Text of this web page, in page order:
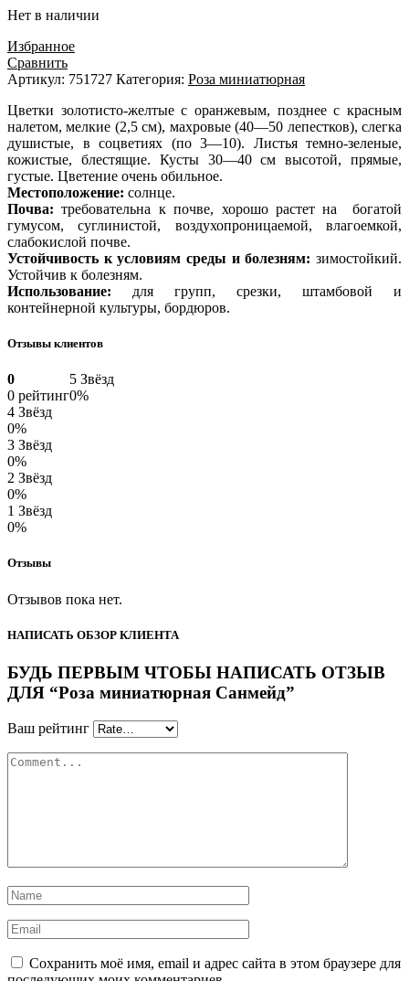
Нет в наличии
Избранное
Сравнить
Артикул: 751727 Категория: Роза миниатюрная
Цветки золотисто-желтые с оранжевым, позднее с красным
налетом, мелкие (2,5 см), махровые (40—50 лепестков), слегка
душистые, в соцветиях (по 3—10). Листья темно-зеленые,
кожистые, блестящие. Кусты 30—40 см высотой, прямые,
густые. Цветение очень обильное.
Местоположение: солнце.
Почва:требовательна к почве, хорошо растет на богатой
гумусом, суглинистой, воздухопроницаемой, влагоемкой,
слабокислой почве.
Устойчивость к условиям среды и болезням: зимостойкий.
Устойчив к болезням.
Использование: для групп, срезки, штамбовой и
контейнерной культуры, бордюров.
Отзывы клиентов
0
0 рейтинг
5 Звёзд
0%
4 Звёзд
0%
3 Звёзд
0%
2 Звёзд
0%
1 Звёзд
0%
Отзывы
Отзывов пока нет.
НАПИСАТЬ ОБЗОР КЛИЕНТА
БУДЬ ПЕРВЫМ ЧТОБЫ НАПИСАТЬ ОТЗЫВ
ДЛЯ “Роза миниатюрная Санмейд”
Ваш рейтинг
Сохранить моё имя, email и адрес сайта в этом браузере для